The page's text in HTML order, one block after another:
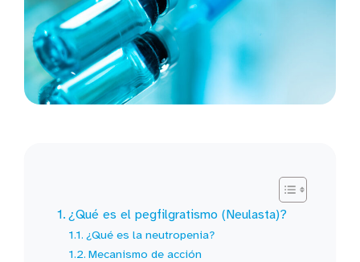
¿Qué es el pegfilgratismo (Neulasta)?
¿Qué es la neutropenia?
Mecanismo de acción